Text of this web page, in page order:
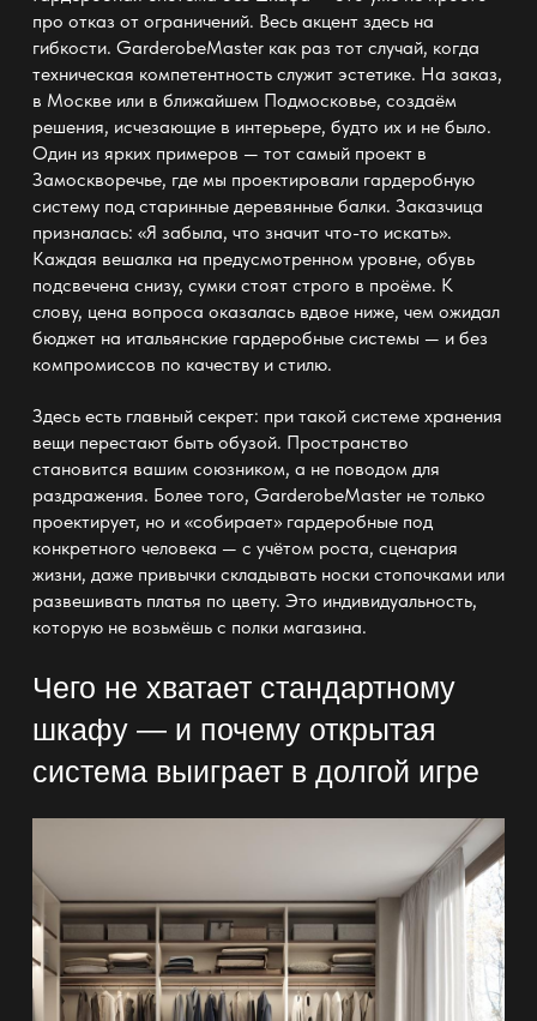
про отказ от ограничений. Весь акцент здесь на
гибкости. GarderobeMaster как раз тот случай, когда
техническая компетентность служит эстетике. На заказ,
в Москве или в ближайшем Подмосковье, создаём
решения, исчезающие в интерьере, будто их и не было.
Один из ярких примеров — тот самый проект в
Замоскворечье, где мы проектировали гардеробную
системупод старинные деревянные балки. Заказчица
призналась: «Я забыла, что значит что-то искать».
Каждая вешалка на предусмотренном уровне, обувь
подсвечена снизу, сумки стоят строго в проёме. К
слову, цена вопроса оказалась вдвое ниже, чем ожидал
бюджет на итальянские гардеробные системы — и без
компромиссов по качеству и стилю.
Здесь есть главный секрет: при такой системе хранения
вещи перестают быть обузой. Пространство
становится вашим союзником, а не поводом для
раздражения. Более того, GarderobeMaster не только
проектирует, но и «собирает» гардеробные под
конкретного человека — с учётом роста, сценария
жизни, даже привычки складывать носки стопочками или
развешивать платья по цвету. Это индивидуальность,
которую не возьмёшь с полки магазина.
Чего не хватает стандартному
шкафу — и почему открытая
система выиграет в долгой игре